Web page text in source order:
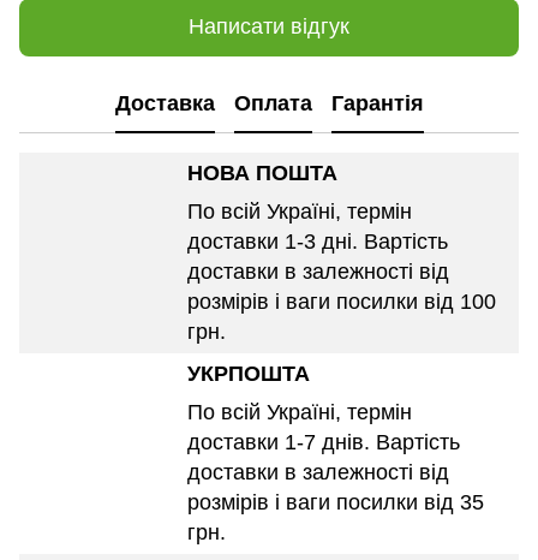
Написати відгук
Доставка Оплата Гарантія
НОВА ПОШТА
По всій Україні, термін
доставки 1-3 дні. Вартість
доставки в залежності від
розмірів і ваги посилки від 100
грн.
УКРПОШТА
По всій Україні, термін
доставки 1-7 днів. Вартість
доставки в залежності від
розмірів і ваги посилки від 35
грн.